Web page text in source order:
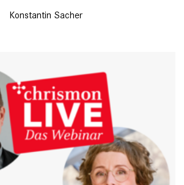
Konstantin Sacher